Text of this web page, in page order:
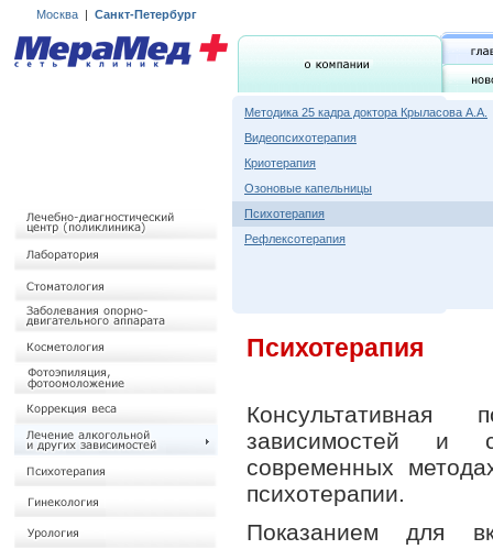
Москва| Санкт-Петербург
Методика 25 кадра доктора Крыласова А.А.
Видеопсихотерапия
Криотерапия
Озоновые капельницы
Психотерапия
Рефлексотерапия
Психотерапия
Консультативная
зависимостей и
современных
психотерапии.
Показанием для